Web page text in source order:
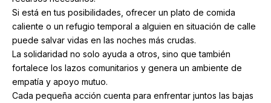
Si está en tus posibilidades, ofrecer un plato de comida
caliente o un refugio temporal a alguien en situación de calle
puede salvar vidas en las noches más crudas.
La solidaridad no solo ayuda a otros, sino que también
fortalece los lazos comunitarios y genera un ambiente de
empatía y apoyo mutuo.
Cada pequeña acción cuenta para enfrentar juntos las bajas